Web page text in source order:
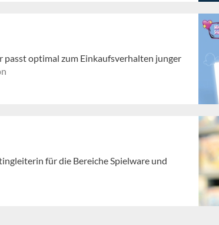
optimal zum Einkaufsverhalten junger
für die Bereiche Spielware und